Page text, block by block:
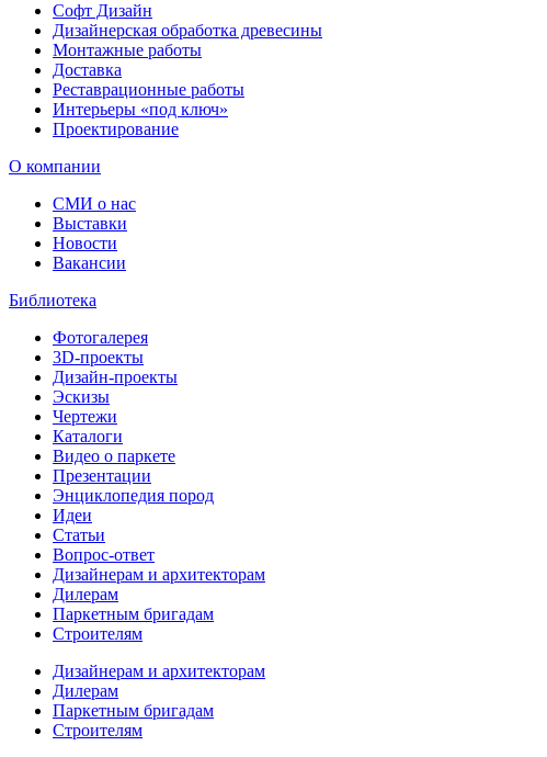
Софт Дизайн
Дизайнерская обработка древесины
Монтажные работы
Доставка
Реставрационные работы
Интерьеры «под ключ»
Проектирование
О компании
СМИ о нас
Выставки
Новости
Вакансии
Библиотека
Фотогалерея
3D-проекты
Дизайн-проекты
Эскизы
Чертежи
Каталоги
Видео о паркете
Презентации
Энциклопедия пород
Идеи
Статьи
Вопрос-ответ
Дизайнерам и архитекторам
Дилерам
Паркетным бригадам
Строителям
Дизайнерам и архитекторам
Дилерам
Паркетным бригадам
Строителям